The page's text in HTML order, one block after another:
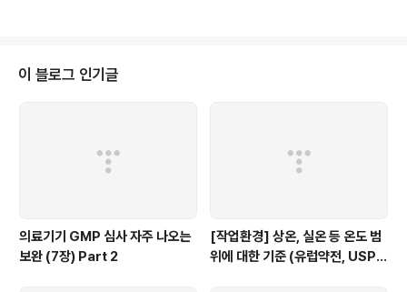
단순한 게으름이 아닌 구조적인 인력 부족과 우선순위 충돌의 문제입니다. 대표
는 인력 충원을 요청받지만, 영업 실적이 뒷받침되지 않으면 결단을 내리기 어
이 블로그 인기글
의료기기 GMP 심사 자주 나오는
보완 (7장) Part 2
[작업환경] 상온, 실온 등 온도 범
위에 대한 기준 (유럽약전, USP,